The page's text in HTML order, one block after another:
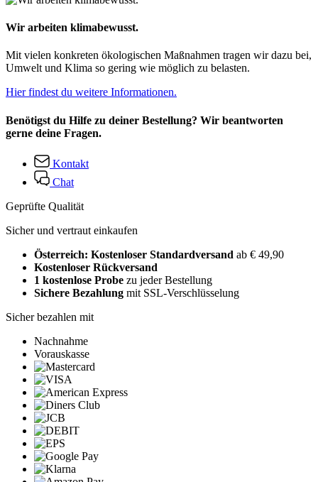
Wir arbeiten klimabewusst.
Mit vielen konkreten ökologischen Maßnahmen tragen wir dazu bei,
Umwelt und Klima so gering wie möglich zu belasten.
Hier findest du weitere Informationen.
Benötigst du Hilfe zu deiner Bestellung? Wir beantworten
gerne deine Fragen.
Kontakt
Chat
Geprüfte Qualität
Sicher und vertraut einkaufen
Österreich: Kostenloser Standardversand ab € 49,90
Kostenloser Rückversand
1 kostenlose Probe zu jeder Bestellung
Sichere Bezahlung mit SSL-Verschlüsselung
Sicher bezahlen mit
Nachnahme
Vorauskasse